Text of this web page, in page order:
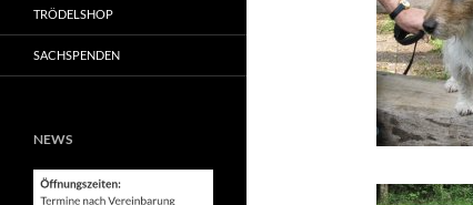
TRÖDELSHOP
SACHSPENDEN
NEWS